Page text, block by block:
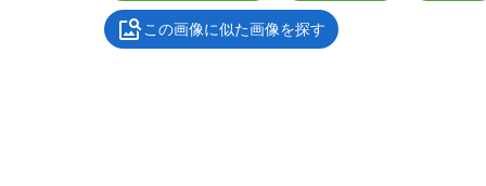
この画像に似た画像を探す